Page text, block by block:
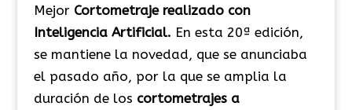
Mejor Cortometraje realizado con
Inteligencia Artificial. En esta 20ª edición,
se mantiene la novedad, que se anunciaba
el pasado año, por la que se amplia la
duración de los cortometrajes a